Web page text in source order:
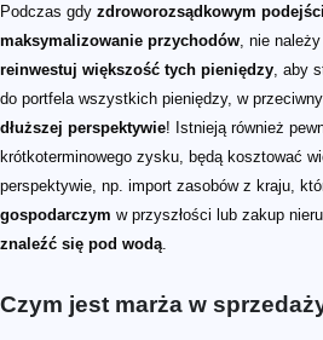
Podczas gdy zdroworozsądkowym
maksymalizowanie przychodów , nie
reinwestuj większość tych pieniędzy , aby
do portfela wszystkich pieniędzy, w
dłuższej perspektywie! Istnieją również
krótkoterminowego zysku, będą kosztować
perspektywie, np. import zasobów z kraju,
gospodarczym w przyszłości lub zakup
znaleźć się pod wodą
Czym jest marża w